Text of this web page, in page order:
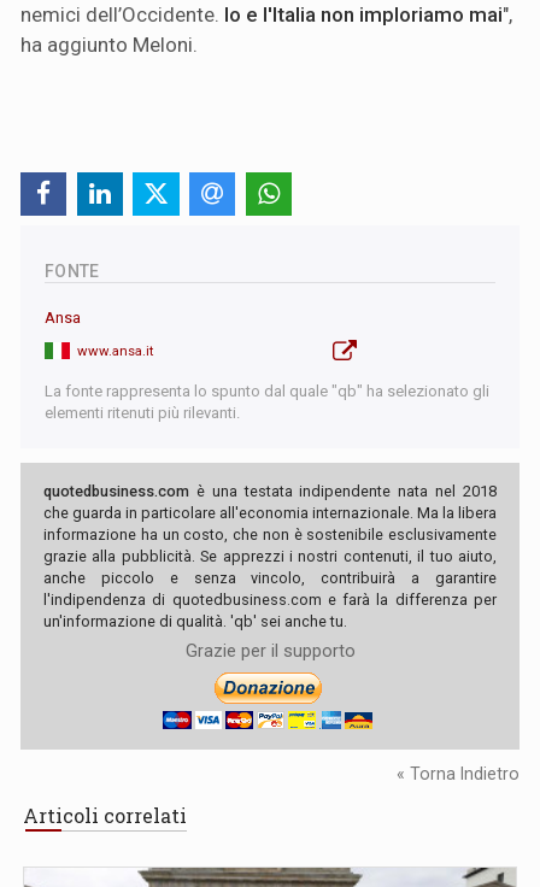
nemici dell’Occidente. Io e l'Italia non imploriamo mai",
ha aggiunto Meloni.
FONTE
Ansa
www.ansa.it
La fonte rappresenta lo spunto dal quale "qb" ha selezionato gli
elementi ritenuti più rilevanti.
quotedbusiness.com è una testata indipendente nata nel 2018
che guarda in particolare all'economia internazionale. Ma la libera
informazione ha un costo, che non è sostenibile esclusivamente
grazie alla pubblicità. Se apprezzi i nostri contenuti, il tuo aiuto,
anche piccolo e senza vincolo, contribuirà a garantire
l'indipendenza di quotedbusiness.com e farà la differenza per
un'informazione di qualità. 'qb' sei anche tu.
Grazie per il supporto
« Torna Indietro
Articoli correlati